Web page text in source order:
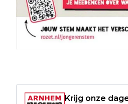
Krijg onze